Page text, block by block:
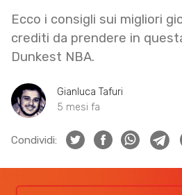
Ecco i consigli sui migliori
crediti da prendere in
Dunkest NBA.
Gianluca Tafuri
5 mesi fa
Condividi: